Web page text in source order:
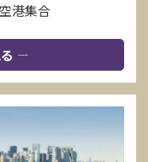
港集合